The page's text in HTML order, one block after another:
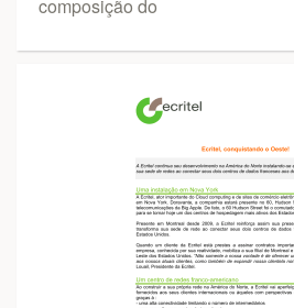
composição do